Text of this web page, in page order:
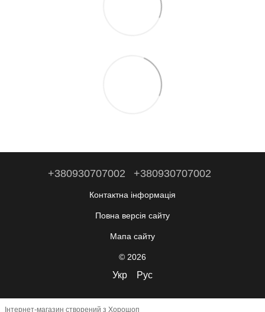
+380930707002 +380930707002
Контактна інформація
Повна версія сайту
Мапа сайту
© 2026
Укр Рус
Інтернет-магазин створений з Хорошоп